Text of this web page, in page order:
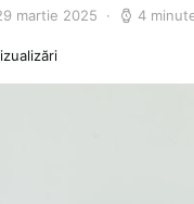
martie 2025 4